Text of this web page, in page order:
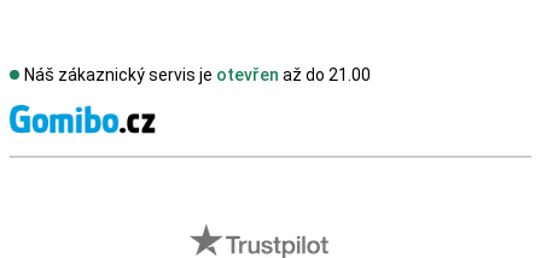
Náš zákaznický servis je otevřen až do 21.00